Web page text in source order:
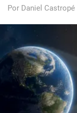
Por Daniel Castropé